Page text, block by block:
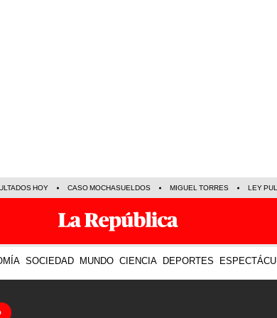
HOY CASO MOCHASUELDOS MIGUEL TORRES LEY
SOCIEDAD MUNDO CIENCIA DEPORTES